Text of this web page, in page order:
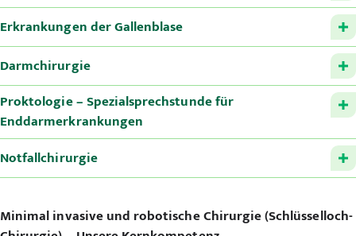
Erkrankungen der Gallenblase
Darmchirurgie
Proktologie – Spezialsprechstunde für
Enddarmerkrankungen
Notfallchirurgie
Minimal invasive und robotische Chirurgie (Schlüsselloch-